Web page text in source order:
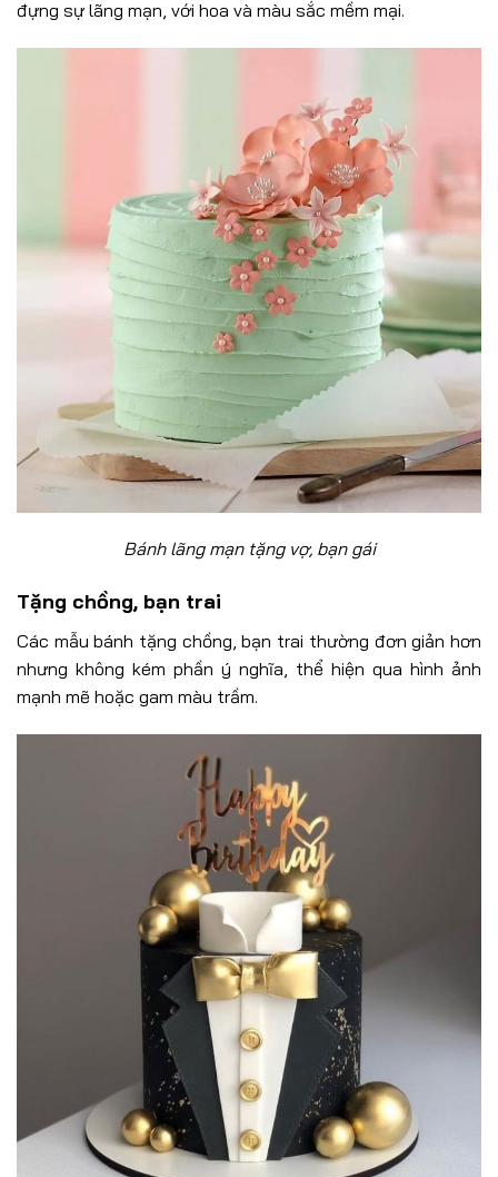
đựng sự lãng mạn, với hoa và màu sắc mềm mại.
Bánh lãng mạn tặng vợ, bạn gái
Tặng chồng, bạn trai
Các mẫu bánh tặng chồng, bạn trai thường đơn giản hơn
nhưng không kém phần ý nghĩa, thể hiện qua hình ảnh
mạnh mẽ hoặc gam màu trầm.